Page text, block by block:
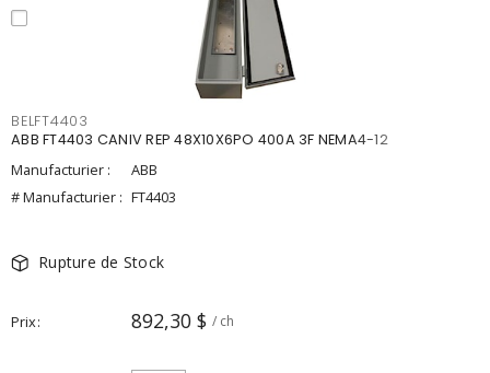
BELFT4403
ABB FT4403 CANIV REP 48X10X6PO 400A 3F NEMA4-12
Manufacturier :
ABB
# Manufacturier : FT4403
Rupture de Stock
Prix 892,30 $ / ch